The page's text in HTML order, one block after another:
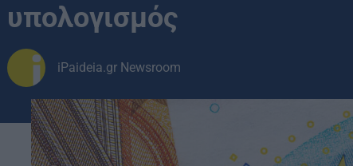
υπολογισμός
iPaideia.gr Newsroom